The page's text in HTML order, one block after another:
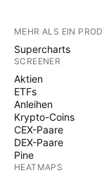
MEHR ALS EIN
Supercharts
SCREENER
Aktien
ETFs
Anleihen
Krypto-Coins
CEX-Paare
DEX-Paare
Pine
HEATMAPS